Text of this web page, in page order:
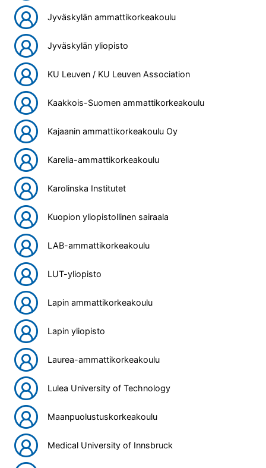
Jyväskylän ammattikorkeakoulu
Jyväskylän yliopisto
KU Leuven / KU Leuven Association
Kaakkois-Suomen ammattikorkeakoulu
Kajaanin ammattikorkeakoulu Oy
Karelia-ammattikorkeakoulu
Karolinska Institutet
Kuopion yliopistollinen sairaala
LAB-ammattikorkeakoulu
LUT-yliopisto
Lapin ammattikorkeakoulu
Lapin yliopisto
Laurea-ammattikorkeakoulu
Lulea University of Technology
Maanpuolustuskorkeakoulu
Medical University of Innsbruck